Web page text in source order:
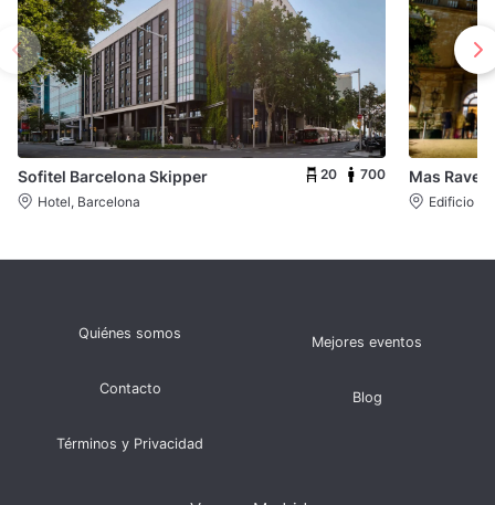
Sofitel Barcelona Skipper 20
700
Hotel, Barcelona
Mas
Edificio
Quiénes somos
Contacto
Términos y Privacidad
Mejores eventos
Blog